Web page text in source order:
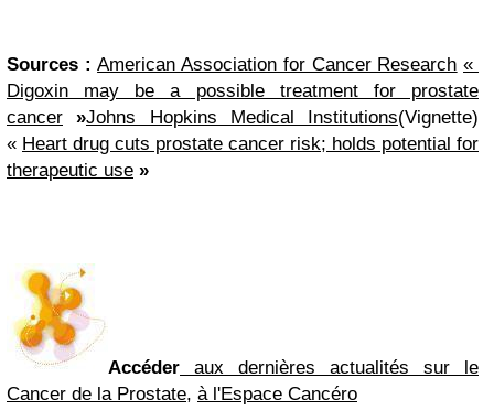
Sources :American Association for Cancer Research «
Digoxin may be a possible treatment for prostate
cancer »Johns Hopkins Medical Institutions(Vignette)
« Heart drug cuts prostate cancer risk; holds potential for
therapeutic use »
Accéder
aux dernières actualités sur le
Cancer de la Prostate, à l'Espace Cancéro